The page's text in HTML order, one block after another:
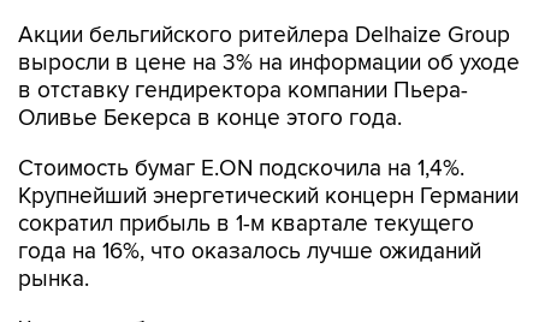
Акции бельгийского ритейлера Delhaize Group
выросли в цене на 3% на информации об уходе
в отставку гендиректора компании Пьера-
Оливье Бекерса в конце этого года.
Стоимость бумаг E.ON подскочила на 1,4%.
Крупнейший энергетический концерн Германии
сократил прибыль в 1-м квартале текущего
года на 16%, что оказалось лучше ожиданий
рынка.